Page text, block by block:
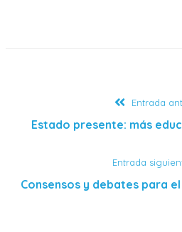
Entrada
Estado presente: más
Entrada
Consensos y debates para